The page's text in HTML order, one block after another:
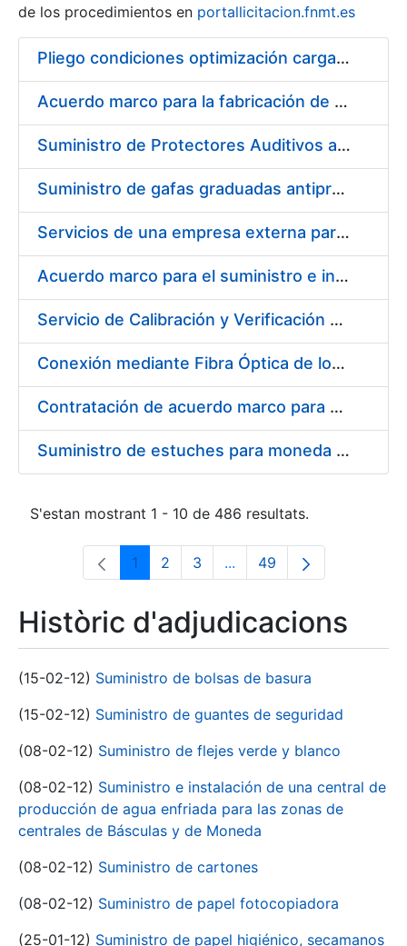
Mostra/Amaga
de los procedimientos en portallicitacion.fnmt.es
Pliego condiciones optimización cargas compras firmado
Acuerdo marco para la fabricación de piezas
Suministro de Protectores Auditivos a medida para las personas trabajadoras de los Centros de Trabajo de Madrid y Burgos
Suministro de gafas graduadas antiproyecciones para los trabajadores de la FNMT-RCM en los centros de trabajo de Madrid y Burgos
Servicios de una empresa externa para el asesoramiento y resolución de los recursos de alzada que se presentan relacionados con procesos de selección para la FNMT-RCM
Acuerdo marco para el suministro e instalación de persianas, estores y otros complementos
Servicio de Calibración y Verificación Externa de los Equipos de Medición del Servicio de Prevención de la FNMT-RCM
Conexión mediante Fibra Óptica de los Centros de Proceso de Datos (CPDs) de las sedes de la FNMT-RCM de Burgos y Madrid
Contratación de acuerdo marco para el Suministro de Material de Electricidad para la Fábrica Nacional de Moneda y Timbre-Real Casa de la Moneda en su centro de trabajo de Burgos
Suministro de estuches para moneda de 30 €
S'estan mostrant 1 - 10 de 486 resultats.
Pàgina
1 Pàgina
2 Pàgina
3 ...Pàgines intermèdies
Pàgina
49
Històric d'adjudicacions
(15-02-12) Suministro de bolsas de basura
(15-02-12) Suministro de guantes de seguridad
(08-02-12) Suministro de flejes verde y blanco
(08-02-12) Suministro e instalación de una central de
producción de agua enfriada para las zonas de
centrales de Básculas y de Moneda
(08-02-12) Suministro de cartones
(08-02-12) Suministro de papel fotocopiadora
(25-01-12) Suministro de papel higiénico, secamanos